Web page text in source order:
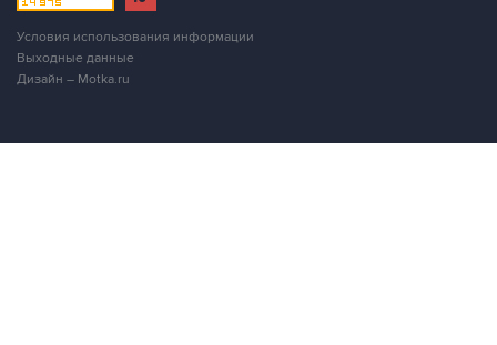
Условия использования информации
Выходные данные
Дизайн – Motka.ru